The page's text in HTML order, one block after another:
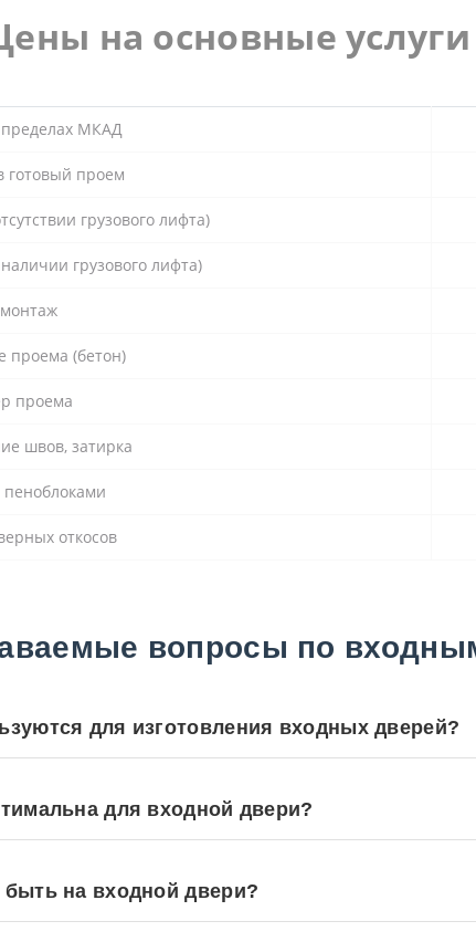
на основные услуги
пределах МКАД
готовый проем
грузового лифта)
грузового лифта)
проема (бетон)
проема
швов, затирка
пеноблоками
откосов
вопросы по
для изготовления входных дверей?
для входной двери?
на входной двери?